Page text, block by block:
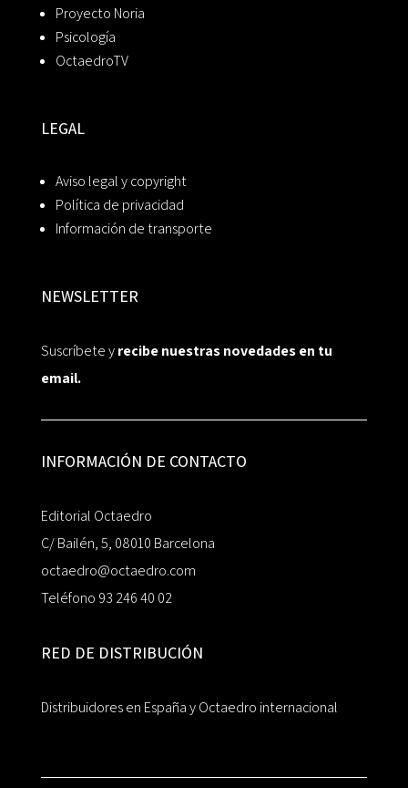
Proyecto Noria
Psicología
OctaedroTV
LEGAL
Aviso legal y copyright
Política de privacidad
Información de transporte
NEWSLETTER
Suscríbete yrecibe nuestras novedades en tu
email.
INFORMACIÓN DE CONTACTO
Editorial Octaedro
C/ Bailén, 5, 08010 Barcelona
octaedro@octaedro.com
Teléfono 93 246 40 02
RED DE DISTRIBUCIÓN
Distribuidores en España y Octaedro internacional